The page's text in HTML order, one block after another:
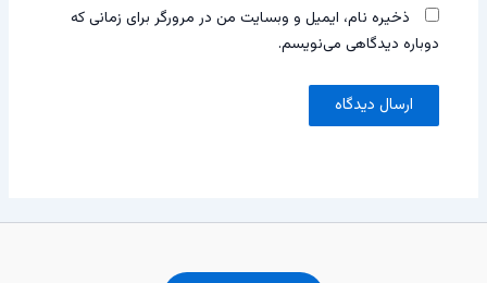
ذخیره نام، ایمیل و وبسایت من در مرورگر برای زمانی که
دوباره دیدگاهی می‌نویسم.